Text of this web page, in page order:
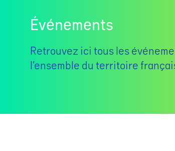
Événements
Retrouvez ici tous les
l’ensemble du territoire